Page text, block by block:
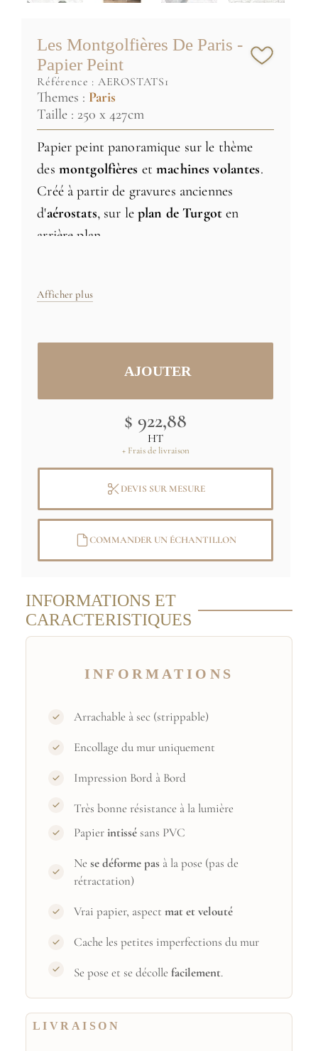
Les Montgolfières De Paris -
Papier Peint
référence : AEROSTATS1
Themes : Paris
Taille : 250 x 427cm
Papier peint panoramique sur le thème
des montgolfières etmachines volantes.
Créé à partir de gravures anciennes
d'aérostats, sur leplan de Turgoten
arrière plan.
Tailles et couleurs spécifiques
demande
Copyright : (C) RMN / Papiers de Paris
Afficher plus
$ 922,88
HT
+ Frais de livraison
DEVIS SUR MESURE
COMMANDER UN ÉCHANTILLON
INFORMATIONS ET
CARACTERISTIQUES
INFORMATIONS
Arrachable à sec (strippable)
Encollage du mur uniquement
Impression Bord à Bord
Très bonne résistance à la lumière
Papierintissésans PVC
Nese déforme pas à la pose (pas de
rétractation)
Vrai papier, aspectmat et velouté
Cache les petites imperfections du mur
Se pose et se décollefacilement.
LIVRAISON